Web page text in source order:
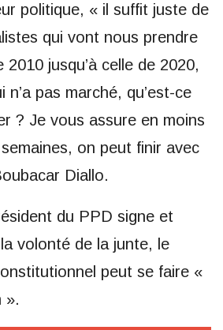
politique, « il suffit juste de
qui vont nous prendre
jusqu’à celle de 2020,
n’a pas marché, qu’est-ce
? Je vous assure en moins
on peut finir avec
Diallo.
du PPD signe et
volonté de la junte, le
peut se faire «
».